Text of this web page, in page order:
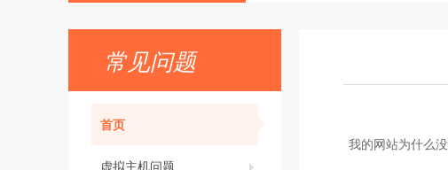
常见问题
首页
虚拟主机问题
我的网站为什么